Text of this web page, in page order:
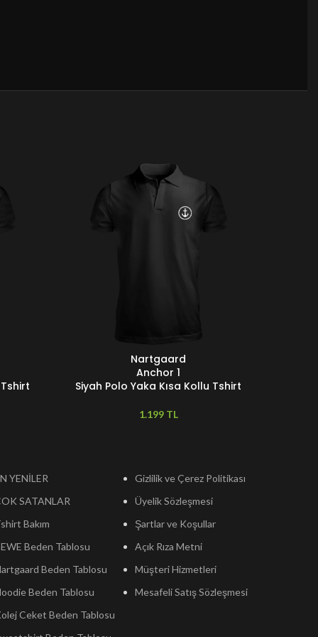
Nartgaard
Anchor 1
Siyah Polo Yaka Kısa Kollu Tshirt
TL
YENİLER
SATANLAR
Bakım
Beden Tablosu
Beden Tablosu
Beden Tablosu
Ceket Beden Tablosu
Gizlilik ve Çerez Politikası
Üyelik Sözleşmesi
Şartlar ve Koşullar
Açık Rıza Metni
Müşteri Hizmetleri
Mesafeli Satış Sözleşmesi